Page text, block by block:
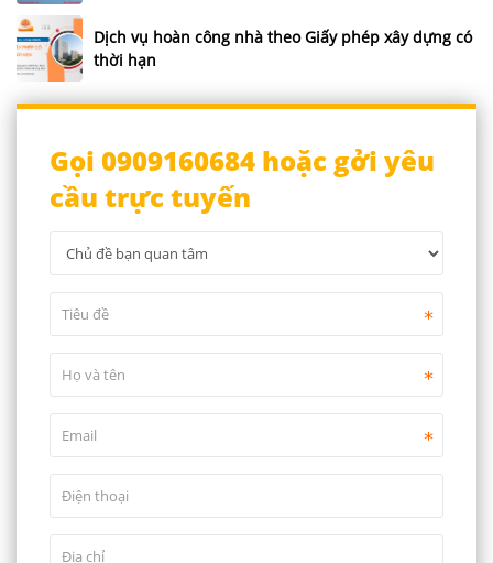
Dịch vụ hoàn công nhà theo Giấy phép xây dựng có
thời hạn
Gọi 0909160684 hoặc gởi yêu
cầu trực tuyến